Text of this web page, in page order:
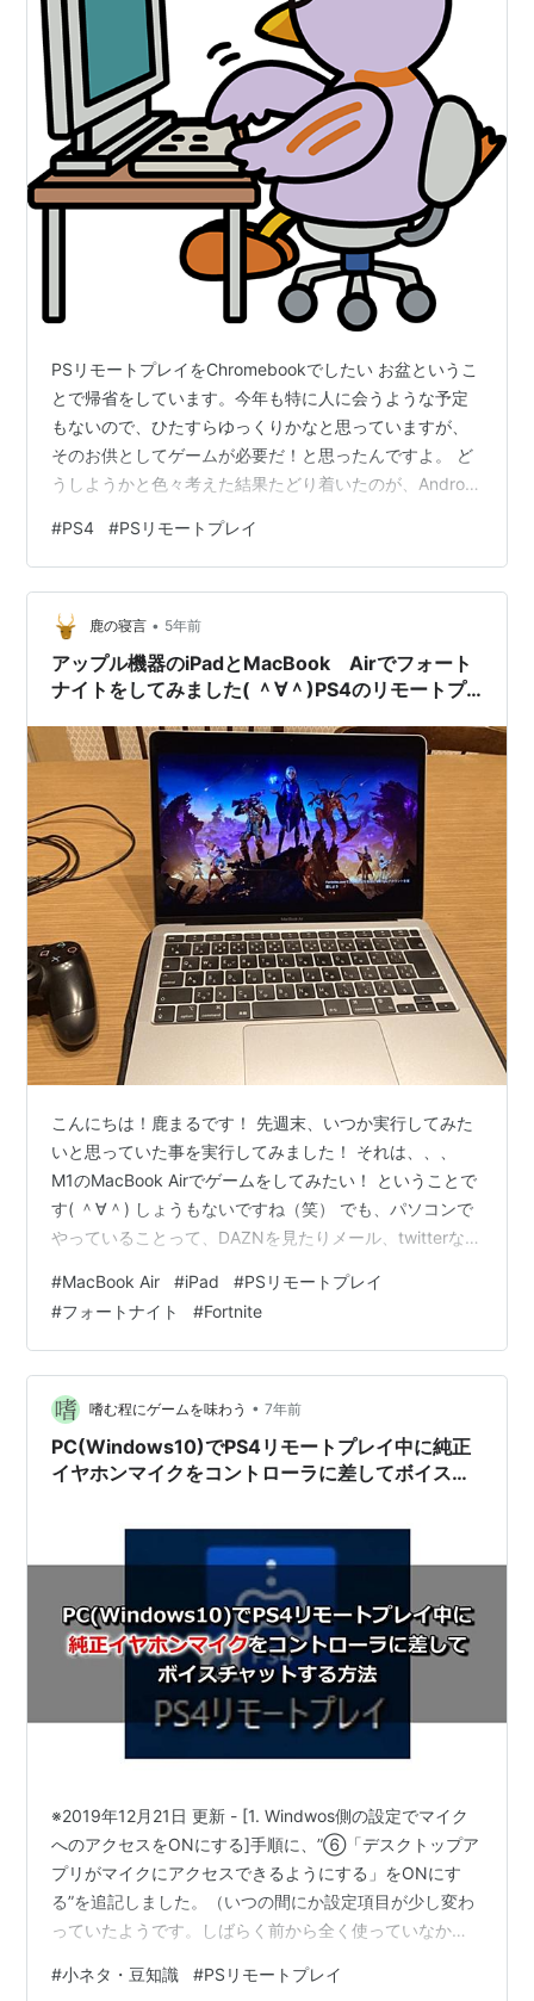
PSリモートプレイをChromebookでしたい お盆というこ
とで帰省をしています。今年も特に人に会うような予定
もないので、ひたすらゆっくりかなと思っていますが、
そのお供としてゲームが必要だ！と思ったんですよ。 ど
うしようかと色々考えた結果たどり着いたのが、Android
ないですか。 いつもブログを更新するのに使っているこ
のChromebook、実はAndroidアプリはインストールする
ことが出来るのです。 つまりChromebook1つ持って帰れ
ばどこでも家のPS4に接続して、いつもやっているPS4
のゲームが出来るということか。 そりゃ素晴…
#PS4 #PSリモートプレイ
鹿の寝言 • 5年前
アップル機器のiPadとMacBook Airでフォート
ナイトをしてみました( ＾∀＾)PS4のリモートプ
こんにちは！鹿まるです！ 先週末、いつか実行してみた
いと思っていた事を実行してみました！ それは、、、
M1のMacBook Airでゲームをしてみたい！ ということで
す( ＾∀＾) しょうもないですね（笑） でも、パソコンで
やっていることって、DAZNを見たりメール、twitterなど
で、実は前からゲームをパソコンで出来ないか調べてい
たんですが、PS4をパソコンに転送して遊ぶことができ
る方法があって、それをやってみました♪ まぁ結果は問題
なくやることが出来ました♪ 出オチですが、必要なものの
紹介ややってみた感想を書きたいと思います♪…
#MacBook Air #iPad #PSリモートプレイ
#フォートナイト #Fortnite
嗜む程にゲームを味わう • 7年前
PC(Windows10)でPS4リモートプレイ中に純正
イヤホンマイクをコントローラに差してボイスチ
※2019年12月21日 更新 - [1. Windwos側の設定でマイク
へのアクセスをONにする]手順に、”⑥「デスクトップア
プリがマイクにアクセスできるようにする」をONにす
る”を追記しました。（いつの間にか設定項目が少し変わ
っていたようです。しばらく前から全く使っていなかっ
PC（Windows10）でPS4リモートプレイ中にPC内蔵マ
#小ネタ・豆知識 #PSリモートプレイ